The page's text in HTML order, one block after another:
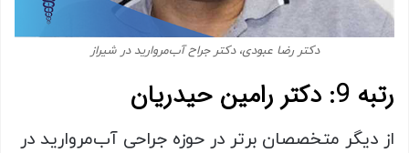
دکتر رضا عبودی، دکتر جراح آب‌مروارید در شیراز
رتبه 9: دکتر رامین حیدریان
از دیگر متخصصان برتر در حوزه جراحی آب‌مروارید در